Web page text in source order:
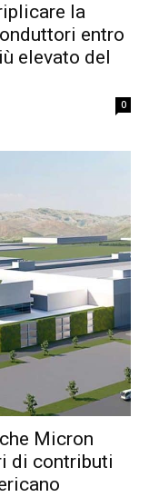
la
entro
elevato del
0
Micron
di contributi